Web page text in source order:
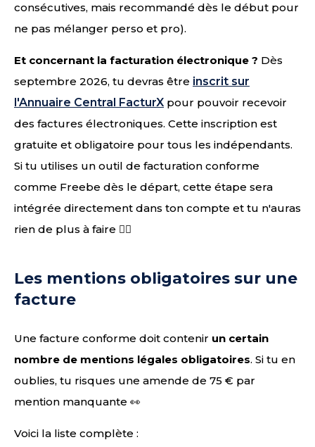
consécutives, mais recommandé dès le début pour
ne pas mélanger perso et pro).
Et concernant la facturation électronique ? Dès
septembre 2026, tu devras être inscrit sur
l'Annuaire Central FacturX pour pouvoir recevoir
des factures électroniques. Cette inscription est
gratuite et obligatoire pour tous les indépendants.
Si tu utilises un outil de facturation conforme
comme Freebe dès le départ, cette étape sera
intégrée directement dans ton compte et tu n'auras
rien de plus à faire 👌🏻
Les mentions obligatoires sur une
facture
Une facture conforme doit contenir un certain
nombre de mentions légales obligatoires. Si tu en
oublies, tu risques une amende de 75 € par
mention manquante 👀
Voici la liste complète :